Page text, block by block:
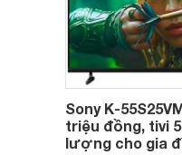
Sony K-
triệu đồng, tivi
lượng cho gia